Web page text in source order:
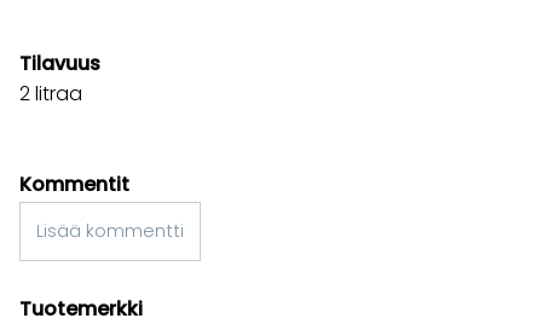
Tilavuus
2 litraa
Kommentit
Lisää kommentti
Tuotemerkki